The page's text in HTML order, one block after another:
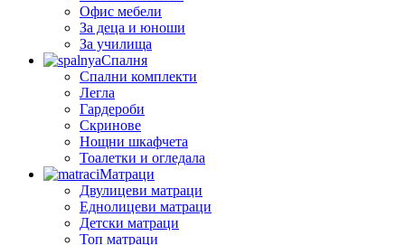
Офис мебели
За деца и юноши
За училища
Спалня
Спални комплекти
Легла
Гардероби
Скринове
Нощни шкафчета
Тоалетки и огледала
Матраци
Двулицеви матраци
Еднолицеви матраци
Детски матраци
Топ матраци